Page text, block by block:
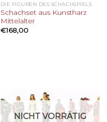
DIE FIGUREN DES SCHACHSPIELS
Schachset aus Kunstharz
Mittelalter
€168,00
NICHT VORRÄTIG